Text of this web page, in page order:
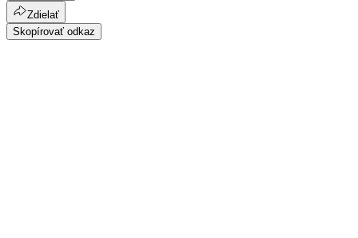
Zdielať
Skopírovať odkaz